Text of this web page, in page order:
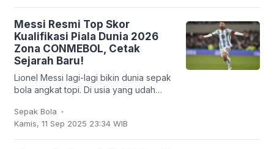
Messi Resmi Top Skor
Kualifikasi Piala Dunia 2026
Zona CONMEBOL, Cetak
Sejarah Baru!
Lionel Messi lagi-lagi bikin dunia sepak
bola angkat topi. Di usia yang udah
mencatatkan sejarah baru: untuk
pertama
Sepak Bola .
Kamis, 11 Sep 2025 23:34 WIB